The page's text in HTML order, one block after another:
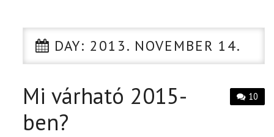
CIKK
PÓLÓ RENDELÉS
DAY: 2013. NOVEMBER 14.
10
Mi várható 2015-
ben?